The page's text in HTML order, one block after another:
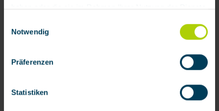
haben oder die sie im Rahmen Ihrer Nutzung der Dienste
Mit Klick auf „[Zustimmen / Alles akzeptieren / etc.]“
erteilen Sie Ihre Einwilligung auch in die Weitergabe über
Ihr Verhalten in unserem Shop an unseren Partner, die
Deutschland), die diese Daten Ihnen nicht persönlich
zuordnen kann, sie aber zu eigenen Zwecken (z.B.
Notwendig
Präferenzen
Statistiken
Product information
AC 95 continuous flow valve with audible warning device and
protecti…More